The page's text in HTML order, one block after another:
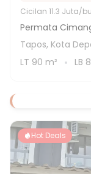
Cicilan 11.3 Juta/
Permata
Tapos, Kota
LT 90 m² LB
Hot Deals